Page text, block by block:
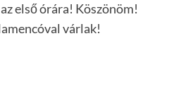
első órára! Köszönöm!
várlak!